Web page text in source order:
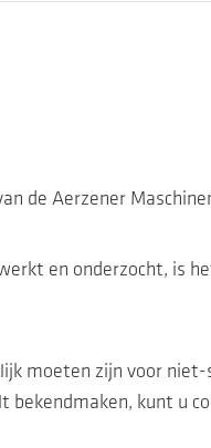
de Aerzener
en onderzocht, is
moeten zijn voor
kunt u